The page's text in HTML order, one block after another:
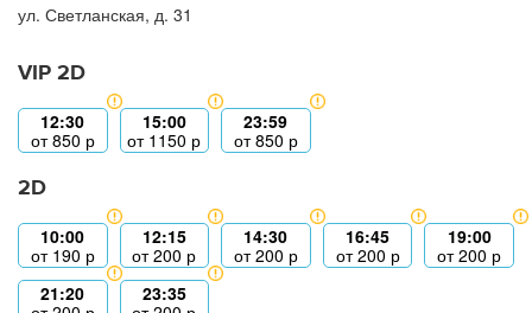
ул. Светланская, д. 31
VIP 2D
12:30
от850 р
15:00
от 1150 р
23:59
от850 р
2D
10:00
от 190 р
12:15
от200 р
14:30
от200 р
16:45
от200 р
19:00
от200 р
21:20
23:35